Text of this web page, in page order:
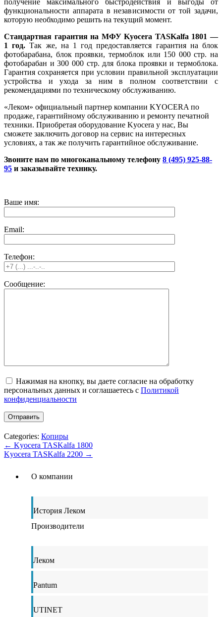
получение максимального быстродействия и выгоды от
функциональности аппарата в независимости от той задачи,
которую необходимо решить на текущий момент.
Стандартная гарантия на МФУ Kyocera TASKalfa 1801 —
1 год. Так же, на 1 год предоставляется гарантия на блок
фотобарабана, блок проявки, термоблок или 150 000 стр. на
фотобарабан и 300 000 стр. для блока проявки и термоблока.
Гарантия сохраняется при условии правильной эксплуатации
устройства и ухода за ним в полном соответствии с
рекомендациями по техническому обслуживанию.
«Леком» официальный партнер компании KYOCERA по
продаже, гарантийному обслуживанию и ремонту печатной
техники. Приобретая оборудование Kyocera у нас, Вы
сможете заключить договор на сервис на интересных
условиях, а так же получить гарантийное обслуживание.
Звоните нам по многоканальному телефону 8 (495) 925-88-
95 и заказывайте технику.
Ваше имя:
Email:
Телефон:
Сообщение:
Нажимая на кнопку, вы даете согласие на обработку
персональных данных и соглашаетесь c Политикой
конфиденциальности
Categories: Копиры
← Kyocera TASKalfa 1800
Kyocera TASKalfa 2200 →
О компании
История Леком
Производители
Леком
Pantum
UTINET